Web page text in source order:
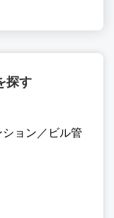
探す
ョン／ビル管